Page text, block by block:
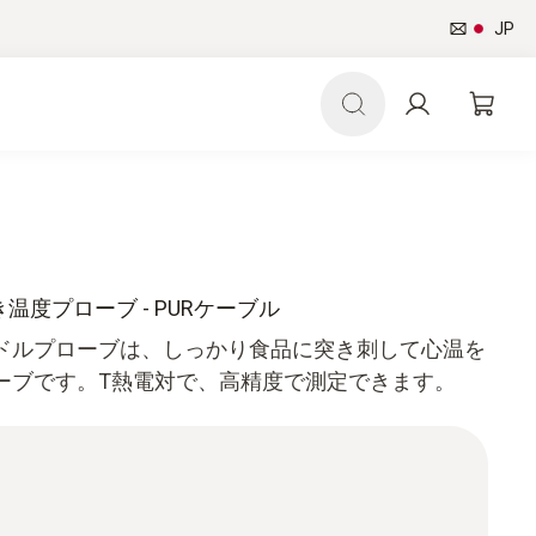
JP
度プローブ - PURケーブル
ルプローブは、しっかり食品に突き刺して心温を
です。T熱電対で、高精度で測定できます。